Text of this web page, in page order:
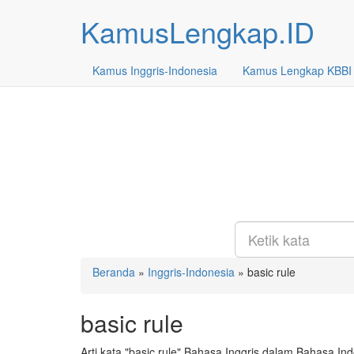
KamusLengkap.ID
Kamus Inggris-Indonesia Kamus Lengkap KBBI
Beranda » Inggris-Indonesia » basic rule
basic rule